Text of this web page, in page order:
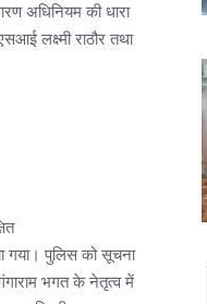
अधिनियम की धारा
लक्ष्मी राठौर तथा
गया। पुलिस को सूचना
भगत के नेतृत्व में